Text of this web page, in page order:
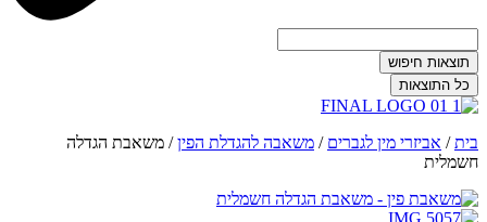
תוצאות חיפוש
כל התוצאות
בית/ אביזרי מין לגברים / משאבה להגדלת הפין/ משאבת הגדלה
חשמלית